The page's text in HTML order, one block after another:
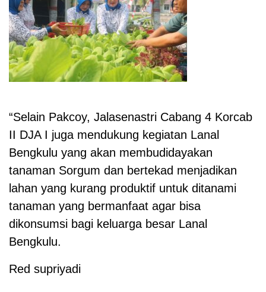
“Selain Pakcoy, Jalasenastri Cabang 4 Korcab
II DJA I juga mendukung kegiatan Lanal
Bengkulu yang akan membudidayakan
tanaman Sorgum dan bertekad menjadikan
lahan yang kurang produktif untuk ditanami
tanaman yang bermanfaat agar bisa
dikonsumsi bagi keluarga besar Lanal
Bengkulu.
Red supriyadi